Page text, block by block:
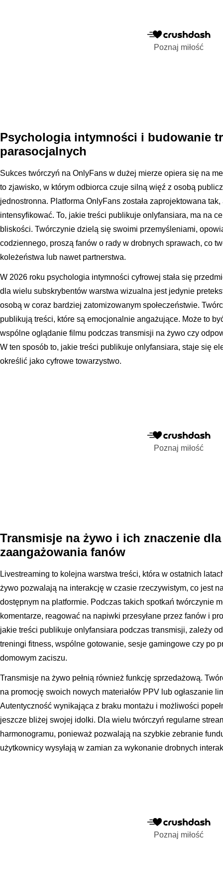
Poznaj miłość
Psychologia intymności i budowanie
parasocjalnych
Sukces twórczyń na OnlyFans w dużej mierze opiera się na
to zjawisko, w którym odbiorca czuje silną więź z osobą
jednostronna. Platforma OnlyFans została zaprojektowana
intensyfikować. To, jakie treści publikuje onlyfansiara, ma na
bliskości. Twórczynie dzielą się swoimi przemyśleniami,
codziennego, proszą fanów o rady w drobnych sprawach, co
koleżeństwa lub nawet partnerstwa.
W 2026 roku psychologia intymności cyfrowej stała się
dla wielu subskrybentów warstwa wizualna jest jedynie
osobą w coraz bardziej zatomizowanym społeczeństwie.
publikują treści, które są emocjonalnie angażujące. Może to
wspólne oglądanie filmu podczas transmisji na żywo czy
W ten sposób to, jakie treści publikuje onlyfansiara, staje się
określić jako cyfrowe towarzystwo.
Poznaj miłość
Transmisje na żywo i ich znaczenie
zaangażowania fanów
Livestreaming to kolejna warstwa treści, która w ostatnich
żywo pozwalają na interakcję w czasie rzeczywistym, co jest
dostępnym na platformie. Podczas takich spotkań twórczynie
komentarze, reagować na napiwki przesyłane przez fanów i
jakie treści publikuje onlyfansiara podczas transmisji, zależy
treningi fitness, wspólne gotowanie, sesje gamingowe czy po
domowym zaciszu.
Transmisje na żywo pełnią również funkcję sprzedażową.
na promocję swoich nowych materiałów PPV lub ogłaszanie
Autentyczność wynikająca z braku montażu i możliwości
jeszcze bliżej swojej idolki. Dla wielu twórczyń regularne
harmonogramu, ponieważ pozwalają na szybkie zebranie
użytkownicy wysyłają w zamian za wykonanie drobnych
Poznaj miłość